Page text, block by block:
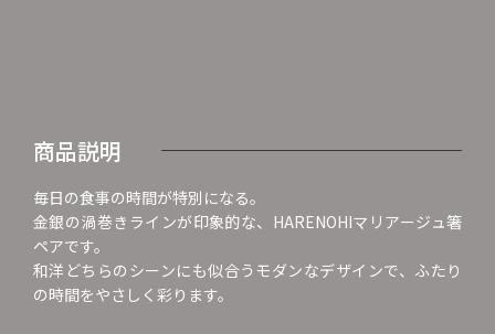
商品説明
毎日の食事の時間が特別になる。
金銀の渦巻きラインが印象的な、HARENOHIマリアージュ箸
ペアです。
和洋どちらのシーンにも似合うモダンなデザインで、ふたり
の時間をやさしく彩ります。